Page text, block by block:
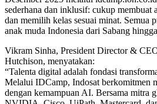
sederhana dan inklusif: cukup membuat
dan memilih kelas sesuai minat. Semua
anak muda Indonesia dari Sabang
Vikram Sinha, President Director &
Hutchison, menyatakan:
“Talenta digital adalah fondasi
Melalui IDCamp, Indosat berkomitmen
dengan kemampuan AI. Bersama mitra